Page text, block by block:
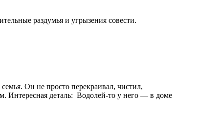
раздумья и угрызения совести.
Он не просто перекраивал, чистил,
Интересная деталь: Водолей-то у него — в доме